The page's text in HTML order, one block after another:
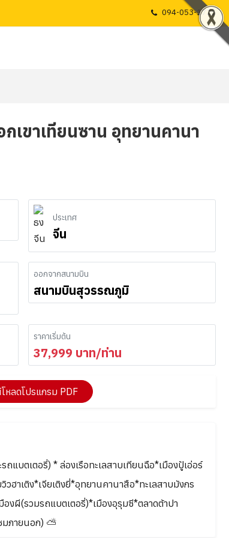
094-053-1725
กเขาเทียนซาน อุทยานคานา
ประเทศ
จีน
ออกจากสนามบิน
สนามบินสุวรรณภูมิ
ราคาเริ่มต้น
37,999 บาท/ท่าน
หลดโปรแกรม PDF
แบตเตอรี่) * ล่องเรือทะเลสาบเทียนฉือ*เมืองปู้เอ่อร์
ฮาเติง*เจียเติงยี่*อุทยานคานาสือ*ทะเลสาบมังกร
งผี(รวมรถแบตเตอรี่)*เมืองอุรุมซี*ตลาดต้าปา
มภายนอก) ⛅